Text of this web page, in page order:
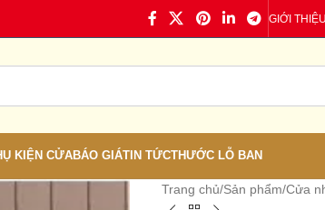
GIỚI THIỆU
KIỆN CỬABÁO GIÁTIN TỨCTHƯỚC LỖ BAN
Trang chủ/Sản phẩm/Cửa